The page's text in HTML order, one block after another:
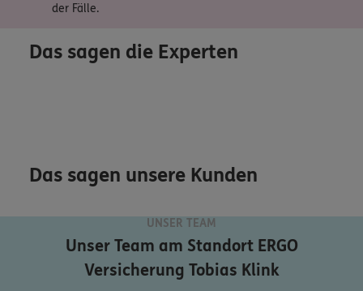
der Fälle.
Das sagen die Experten
Das sagen unsere Kunden
UNSER TEAM
Unser Team am StandortERGO
Versicherung Tobias Klink